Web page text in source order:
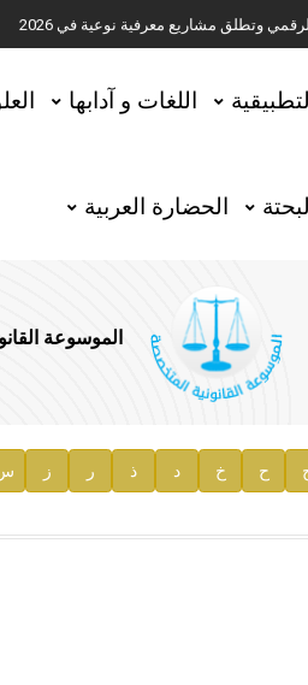
وتطلق مشاريع معرفية نوعية في 2026
2025
الموسوعة العربية
في سورية
اللغات و آدابها
الحضارة العربية
الموسوعة
ح خ د ذ ر ز